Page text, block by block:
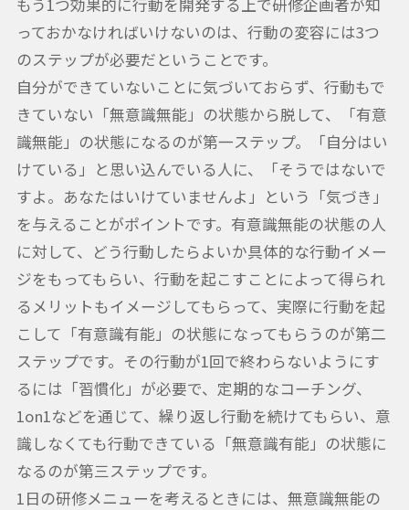
っておかなければいけないのは、行動の変容には3つ
のステップが必要だということです。
自分ができていないことに気づいておらず、行動もで
きていない「無意識無能」の状態から脱して、「有意
識無能」の状態になるのが第一ステップ。「自分はい
けている」と思い込んでいる人に、「そうではないで
すよ。あなたはいけていませんよ」という「気づき」
を与えることがポイントです。有意識無能の状態の人
に対して、どう行動したらよいか具体的な行動イメー
ジをもってもらい、行動を起こすことによって得られ
るメリットもイメージしてもらって、実際に行動を起
こして「有意識有能」の状態になってもらうのが第二
ステップです。その行動が1回で終わらないようにす
るには「習慣化」が必要で、定期的なコーチング、
1on1などを通じて、繰り返し行動を続けてもらい、意
識しなくても行動できている「無意識有能」の状態に
なるのが第三ステップです。
1日の研修メニューを考えるときには、無意識無能の